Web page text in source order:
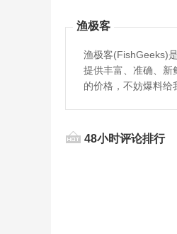
渔极客
渔极客(FishGeeks)
提供丰富、准确、新
的价格，不妨爆料给
48小时评论排行